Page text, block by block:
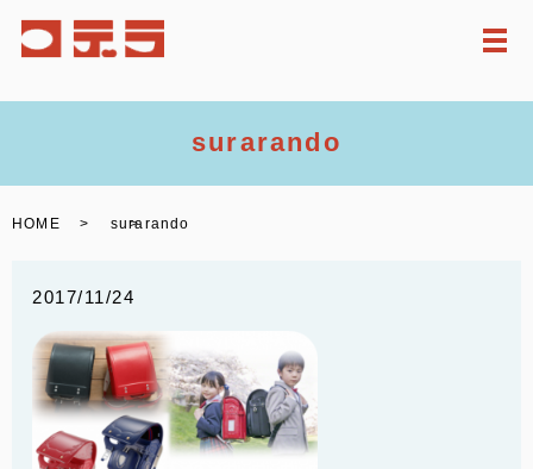
メ
surarando
HOME surarando
2017/11/24